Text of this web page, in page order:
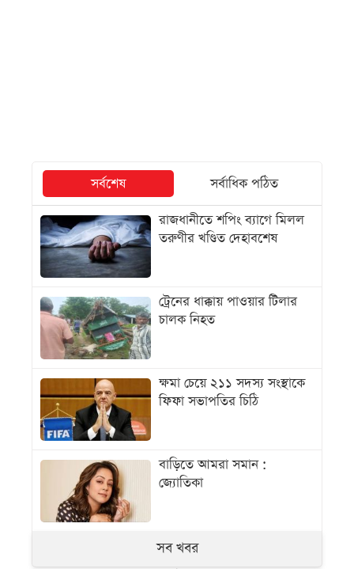
সর্বশেষ
সর্বাধিক পঠিত
রাজধানীতে শপিং ব্যাগে মিলল
তরুণীর খণ্ডিত দেহাবশেষ
ট্রেনের ধাক্কায় পাওয়ার টিলার
চালক নিহত
ক্ষমা চেয়ে ২১১ সদস্য সংস্থাকে
ফিফা সভাপতির চিঠি
বাড়িতে আমরা সমান :
জ্যোতিকা
সব খবর